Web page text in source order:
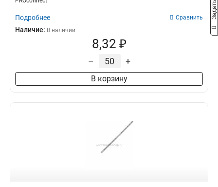
Подробнее Сравнить
Наличие: В наличии
8,32 ₽
– +
В корзину